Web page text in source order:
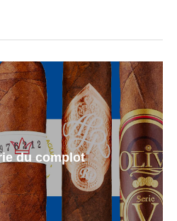
du complot